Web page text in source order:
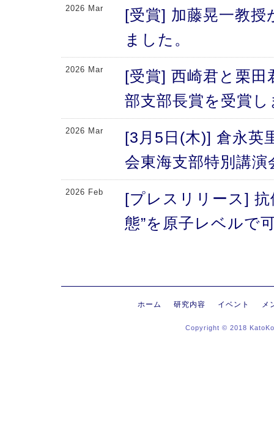
2026 Mar
[受賞] 加藤晃一教授
ました。
2026 Mar
[受賞] 西崎君と栗田
部支部長賞を受賞
2026 Mar
[3月5日(木)] 倉永英
会東海支部特別講
2026 Feb
[プレスリリース]
態”を原子レベルで
[プレスリリース]
にする抗体のFc領
る高次構造評価の
ホーム 研究内容 イベント メ
Copyright © 2018